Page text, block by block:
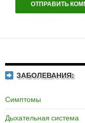
ЗАБОЛЕВАНИЯ:
Симптомы
Дыхательная система